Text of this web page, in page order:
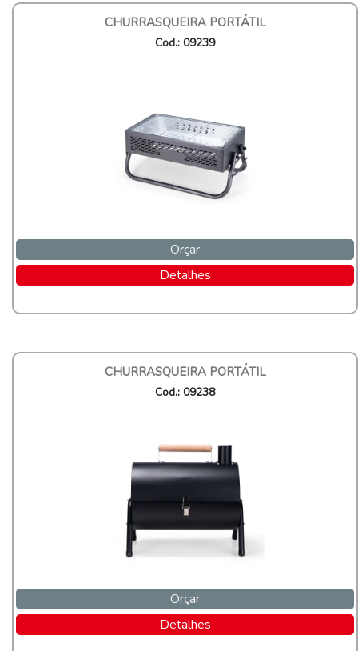
CHURRASQUEIRA PORTÁTIL
Cod.: 09239
Orçar
Detalhes
CHURRASQUEIRA PORTÁTIL
Cod.: 09238
Orçar
Detalhes